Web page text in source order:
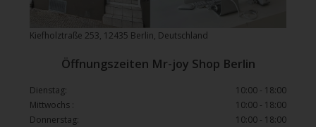
Kiefholztraße 253, 12435 Berlin, Deutschland
Öffnungszeiten Mr-joy Shop Berlin
Dienstag:
10:00 - 18:00
Mittwochs :
10:00 - 18:00
Donnerstag:
10:00 - 18:00